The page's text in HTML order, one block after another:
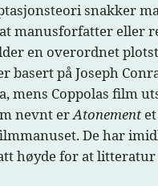
snakker
manusforfatter eller
en overordnet
basert på Joseph
mens Coppolas film
nevnt erAtonementet
De har
høyde for at litteratur